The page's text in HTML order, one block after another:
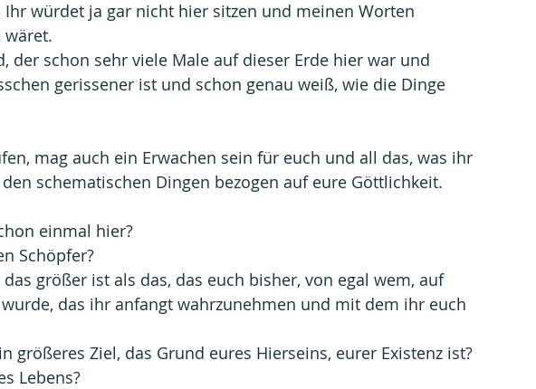
Ihr würdet ja gar nicht hier sitzen und meinen Worten
wäret.
der schon sehr viele Male auf dieser Erde hier war und
gerissener ist und schon genau weiß, wie die Dinge
mag auch ein Erwachen sein für euch und all das, was ihr
schematischen Dingen bezogen auf eure Göttlichkeit.
einmal hier?
Schöpfer?
das größer ist als das, das euch bisher, von egal wem, auf
das ihr anfangt wahrzunehmen und mit dem ihr euch
größeres Ziel, das Grund eures Hierseins, eurer Existenz ist?
Lebens?